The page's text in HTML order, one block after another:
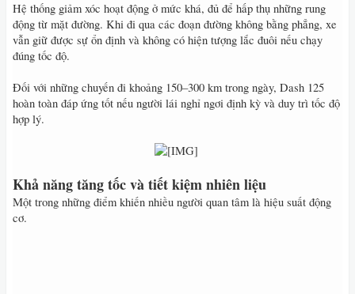
Hệ thống giảm xóc hoạt động ở mức khá, đủ để hấp thụ những rung
động từ mặt đường. Khi đi qua các đoạn đường không bằng phẳng, xe
vẫn giữ được sự ổn định và không có hiện tượng lắc đuôi nếu chạy
đúng tốc độ.
Đối với những chuyến đi khoảng 150–300 km trong ngày, Dash 125
hoàn toàn đáp ứng tốt nếu người lái nghỉ ngơi định kỳ và duy trì tốc độ
hợp lý.
Khả năng tăng tốc và tiết kiệm nhiên liệu
Một trong những điểm khiến nhiều người quan tâm là hiệu suất động
cơ.